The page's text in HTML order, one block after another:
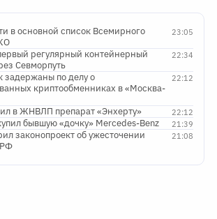
23:05
в основной список Всемирного
22:34
регулярный контейнерный
Севморпуть
22:12
задержаны по делу о
криптообменниках в «Москва-
22:12
в ЖНВЛП препарат «Энхерту»
21:39
бывшую «дочку» Mercedes-Benz
21:08
законопроект об ужесточении
РФ